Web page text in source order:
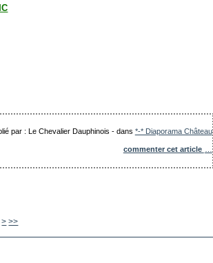
par : Le Chevalier Dauphinois -dans *-* Diaporama Château
commenter cet article
150
160
170
180
190
200
300
400
500
600
700
800
900
1000
> >>